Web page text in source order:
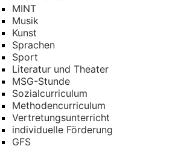
MINT
Musik
Kunst
Sprachen
Sport
Literatur und Theater
MSG-Stunde
Sozialcurriculum
Methodencurriculum
Vertretungsunterricht
individuelle Förderung
GFS